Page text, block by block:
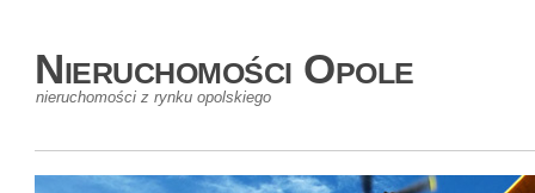
Nieruchomości Opole
nieruchomości z rynku opolskiego